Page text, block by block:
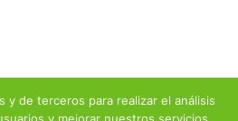
y de terceros para realizar el análisis